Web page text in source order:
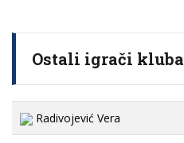
Ostali igrači kluba
Radivojević Vera